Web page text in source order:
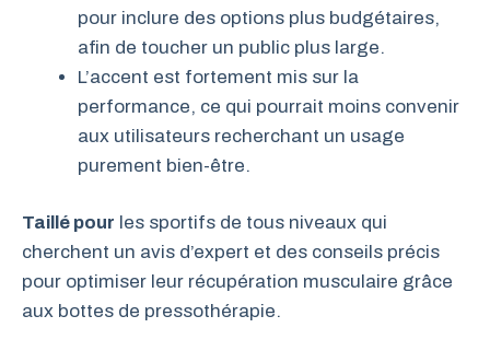
pour inclure des options plus budgétaires,
afin de toucher un public plus large.
L’accent est fortement mis sur la
performance, ce qui pourrait moins convenir
aux utilisateurs recherchant un usage
purement bien-être.
Taillé pour les sportifs de tous niveaux qui
cherchent un avis d’expert et des conseils précis
pour optimiser leur récupération musculaire grâce
aux bottes de pressothérapie.